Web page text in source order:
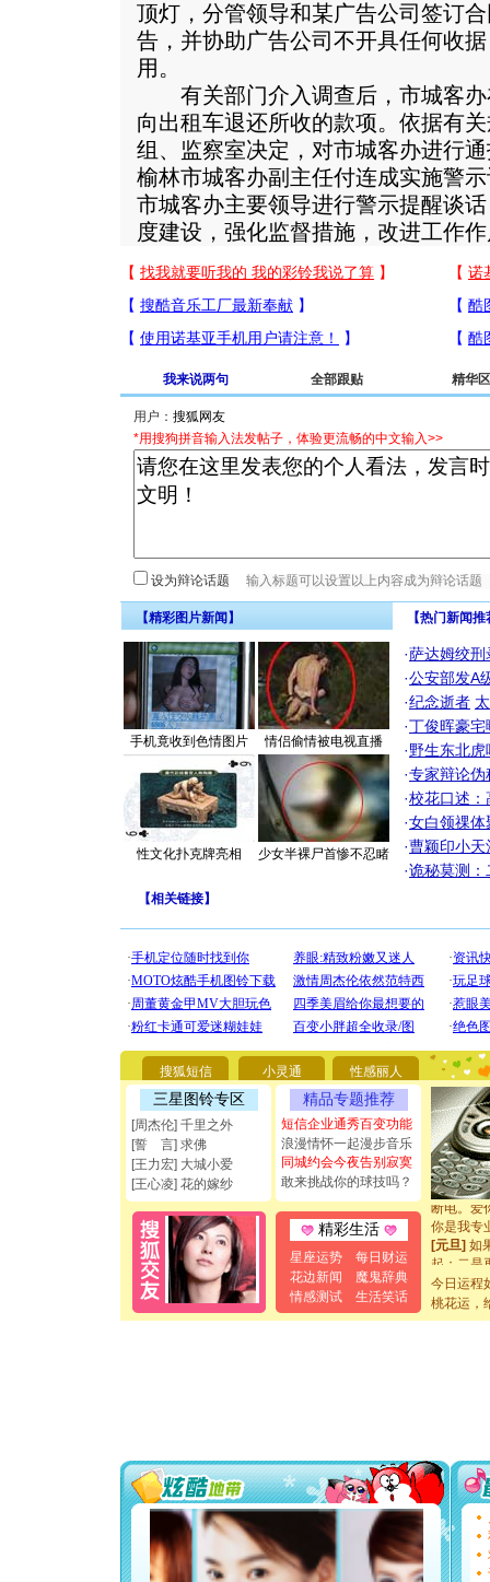
顶灯，分管领导和某广告公司签订
告，并协助广告公司不开具任何收
用。
有关部门介入调查后，市城客办
向出租车退还所收的款项。依据有
组、监察室决定，对市城客办进行
榆林市城客办副主任付连成实施警
市城客办主要领导进行警示提醒谈
度建设，强化监督措施，改进工作
我来说两句 全部跟贴 精华区
用户：
*用搜狗拼音输入法发帖子，体验更流畅的中文输入>>
设为辩论话题
【精彩图片新闻】
手机竟收到色情图片 情侣偷情被电视直播
性文化扑克牌亮相 少女半裸尸首惨不忍睹
【热门新闻
·萨达姆绞刑
·公安部发A
·纪念逝者
·丁俊晖豪
·野生东北
·专家辩论伪
·校花口述：
·女白领祼体
·曹颖印小天
·诡秘莫测：
【相关链接】
搜狐短信 小灵通 性感丽人
三星图铃专区
[周杰伦] 千里之外
[誓 言] 求佛
[王力宏] 大城小爱
[王心凌] 花的嫁纱
精品专题推荐
短信企业通秀百变功能
浪漫情怀一起漫步音乐
同城约会今夜告别寂寞
敢来挑战你的球技吗？
精彩生活
星座运势
每日财运
花边新闻
魔鬼辞典
情感测试
生活笑话
[圣诞节]
你太多，
要平安
[圣诞节]
能正大光
都要快乐
[圣诞节]
如意,快
[元旦]看
断电。爱
你是我专
[元旦]如
起；二是
离。水
[元旦]当
泣，这痛
[圣诞节]
你太多，
要平安
[圣诞节]
能正大
都要快乐
[圣诞节]
今日运程
桃花运，